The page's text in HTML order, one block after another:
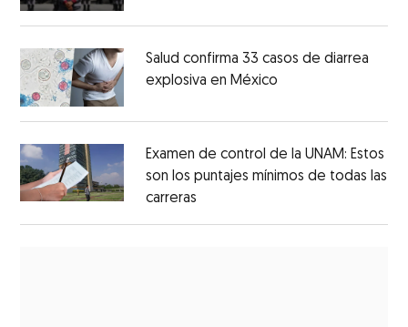
Salud confirma 33 casos de diarrea
explosiva en México
Examen de control de la UNAM: Estos
son los puntajes mínimos de todas las
carreras